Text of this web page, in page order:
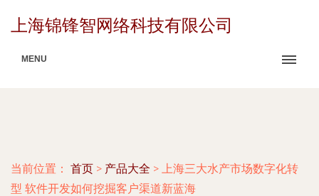
上海锦锋智网络科技有限公司
MENU
当前位置： 首页 > 产品大全 > 上海三大水产市场数字化转
型 软件开发如何挖掘客户渠道新蓝海